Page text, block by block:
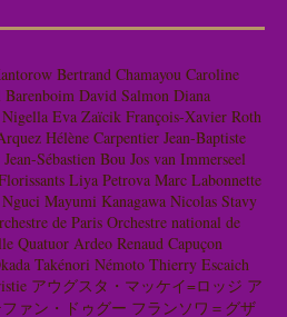
Bertrand Chamayou Caroline
Barenboim David Salmon Diana
Eva Zaïcik François-Xavier Roth
Hélène Carpentier Jean-Baptiste
Jean-Sébastien Bou Jos van Immerseel
Liya Petrova Marc Labonnette
Mayumi Kanagawa Nicolas Stavy
de Paris Orchestre national de
Quatuor Ardeo Renaud Capuçon
Takénori Némoto Thierry Escaich
アウグスタ・マッケイ=ロッジ ア
ァン・ドゥグー フランソワ＝グザ